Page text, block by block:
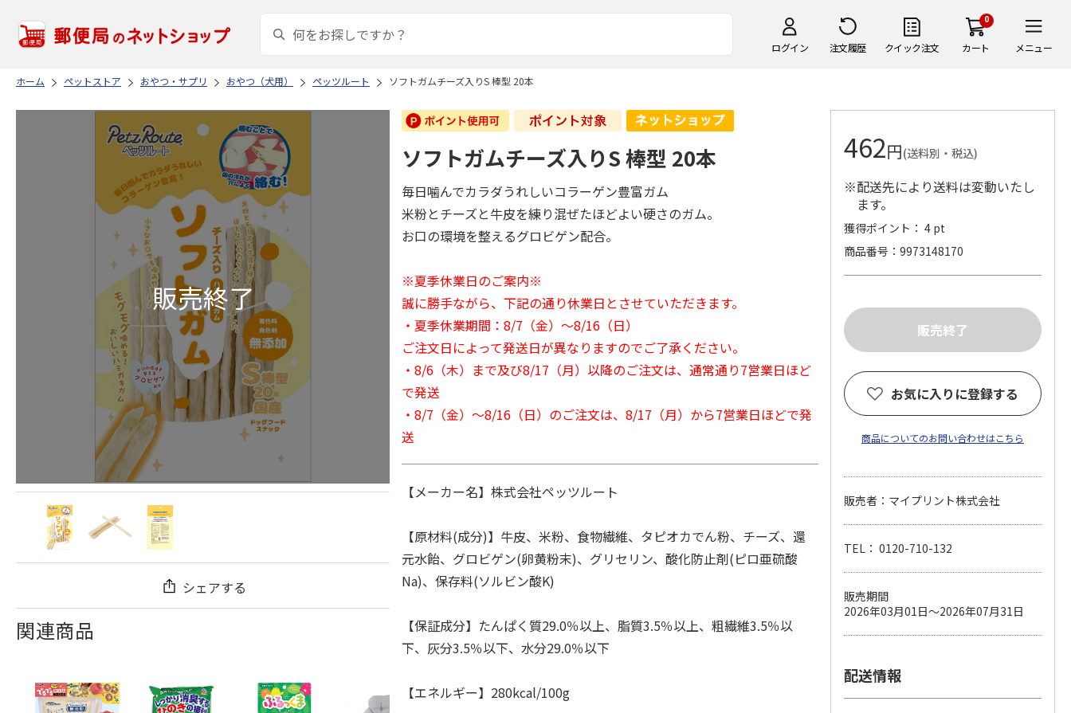
ログイン 注文履歴 クイック注文
0
カート メニュー
ホーム ペットストア おやつ・サプリ おやつ（犬用） ペッツルート ソフトガムチーズ入りS 棒型 20本
シェアする
関連商品
ソフトガムチーズ入りS 棒型 20本
毎日噛んでカラダうれしいコラーゲン豊富ガム
米粉とチーズと牛皮を練り混ぜたほどよい硬さのガム。
お口の環境を整えるグロビゲン配合。
※夏季休業日のご案内※
誠に勝手ながら、下記の通り休業日とさせていただきます。
・夏季休業期間：8/7（金）～8/16（日）
ご注文日によって発送日が異なりますのでご了承ください。
・8/6（木）まで及び8/17（月）以降のご注文は、通常通り7営業日ほど
で発送
・8/7（金）～8/16（日）のご注文は、8/17（月）から7営業日ほどで発
送
【メーカー名】株式会社ペッツルート
【原材料(成分)】牛皮、米粉、食物繊維、タピオカでん粉、チーズ、還
元水飴、グロビゲン(卵黄粉末)、グリセリン、酸化防止剤(ピロ亜硫酸
Na)、保存料(ソルビン酸K)
【保証成分】たんぱく質29.0％以上、脂質3.5％以上、粗繊維3.5％以
下、灰分3.5％以下、水分29.0％以下
【エネルギー】280kcal/100g
462円(送料別・税込)
※配送先により送料は変動いたし
ます。
獲得ポイント： 4 pt
商品番号
9973148170
お気に入りに登録する
商品についてのお問い合わせはこちら
販売者：マイプリント株式会社
TEL： 0120-710-132
販売期間
2026年03月01日～2026年07月31日
配送情報